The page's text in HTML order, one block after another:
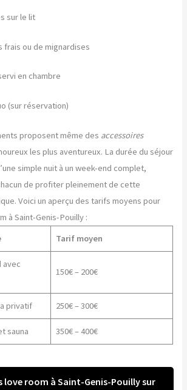
sur le lit
frais ou de mignardises
en chambre
(sur réservation)
proposent même des accessoires
les plus aventureux. La durée du séjour
simple nuit à un week-end complet,
de profiter pleinement de cette
Voici un aperçu des tarifs moyens pour
à Saint-Genis-Pouilly :
Tarif moyen
avec
150€ – 200€
privatif 250€ – 300€
sauna 350€ – 400€
love room à Saint-Genis-Pouilly sur